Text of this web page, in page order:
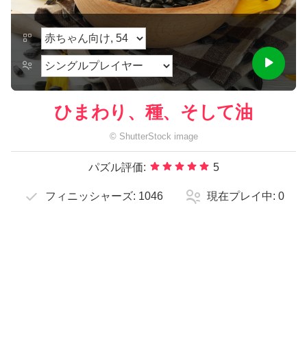
ひまわり、種、そして油
© ShutterStock image
パズル評価: 5
フィニッシャーズ: 1046 現在プレイ中: 0